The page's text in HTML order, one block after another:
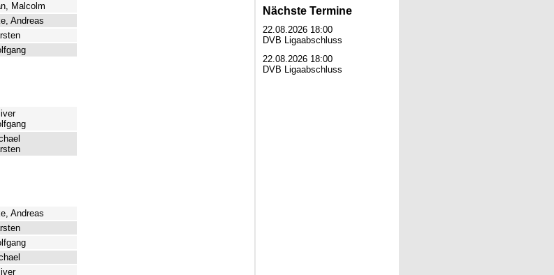
Malcolm
Andreas
Andreas
Nächste Termine
22.08.2026 18:00
DVB Ligaabschluss
22.08.2026 18:00
DVB Ligaabschluss